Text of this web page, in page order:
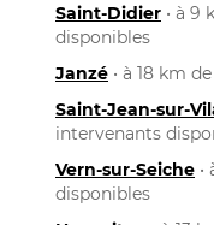
Saint-Didier • à 9
disponibles
Janzé • à 18 km
Saint-Jean-sur-
intervenants
Vern-sur-Seiche
disponibles